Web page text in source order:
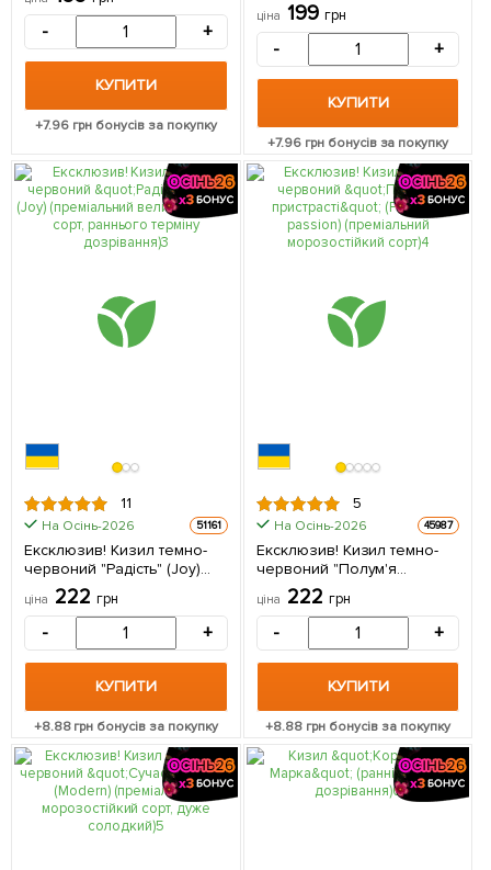
- +
КУПИТИ
+7.96 грн бонусів за покупку
саджанець в упаковці
ціна 199 грн
- +
КУПИТИ
+7.96грн бонусів за покупку
11
На Осінь-2026 51161
Ексклюзив! Кизил темно-
червоний "Радість" (Joy)
(преміальний
великоплідний сорт,
раннього терміну
дозрівання) 1 саджанець в
упаковці
ціна 222 грн
- +
КУПИТИ
+8.88грн бонусів за покупку
5
На Осінь-2026 45987
Ексклюзив! Кизил темно-
червоний "Полум'я
пристрасті" (Flame of
passion) (преміальний
морозостійкий сорт) 1
саджанець в упаковці
ціна 222 грн
- +
КУПИТИ
+8.88 грн бонусів за покупку